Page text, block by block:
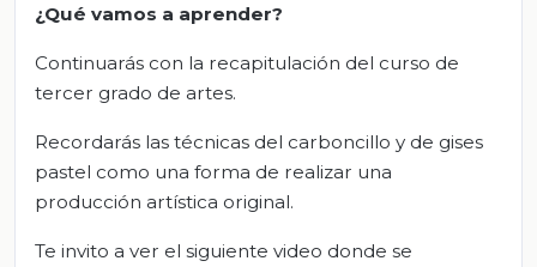
¿Qué vamos a aprender?
Continuarás con la recapitulación del curso de
tercer grado de artes.
Recordarás las técnicas del carboncillo y de gises
pastel como una forma de realizar una
producción artística original.
Te invito a ver el siguiente video donde se